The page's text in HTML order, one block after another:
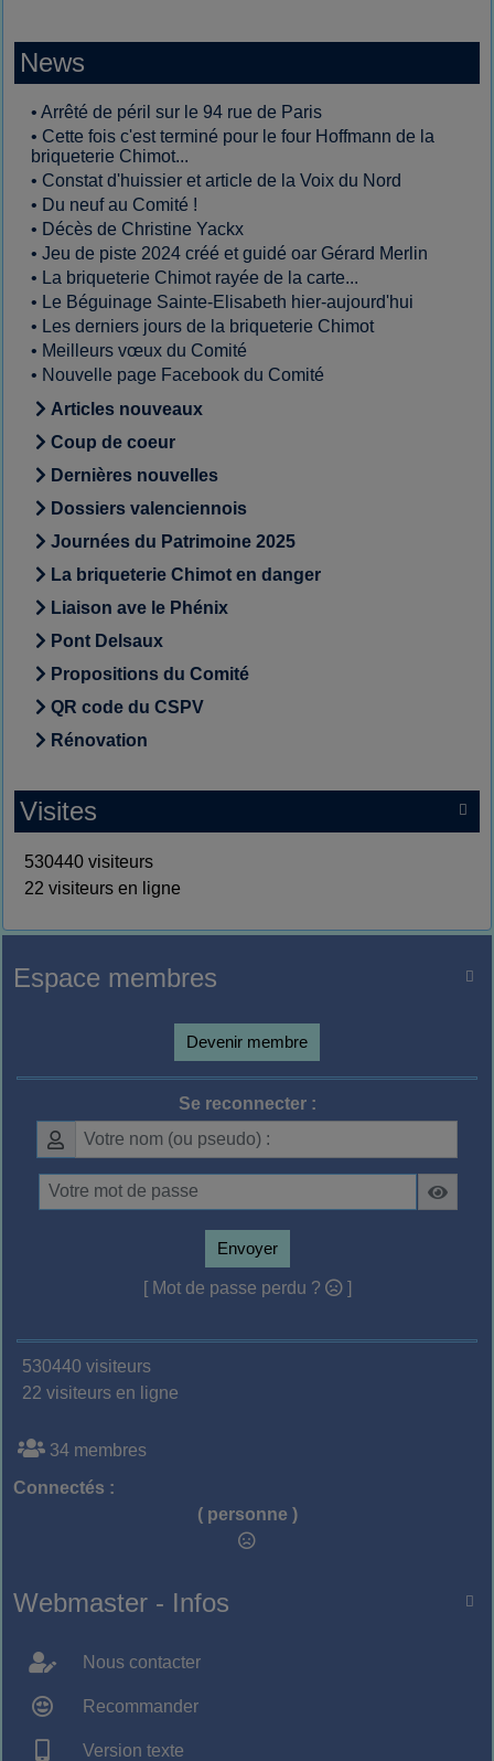
News
• Arrêté de péril sur le 94 rue de Paris
• Cette fois c'est terminé pour le four Hoffmann de la
briqueterie Chimot...
• Constat d'huissier et article de la Voix du Nord
• Du neuf au Comité !
• Décès de Christine Yackx
• Jeu de piste 2024 créé et guidé oar Gérard Merlin
• La briqueterie Chimot rayée de la carte...
• Le Béguinage Sainte-Elisabeth hier-aujourd'hui
• Les derniers jours de la briqueterie Chimot
• Meilleurs vœux du Comité
• Nouvelle page Facebook du Comité
Articles nouveaux
Coup de coeur
Dernières nouvelles
Dossiers valenciennois
Journées du Patrimoine 2025
La briqueterie Chimot en danger
Liaison ave le Phénix
Pont Delsaux
Propositions du Comité
QR code du CSPV
Rénovation

Visites
530440 visiteurs
22 visiteurs en ligne

Espace membres
Devenir membre
Se reconnecter :
Envoyer
[ Mot de passe perdu ? ]
530440 visiteurs
22 visiteurs en ligne
34 membres
Connectés :
( personne )

Webmaster - Infos
Nous contacter
Recommander
Version texte